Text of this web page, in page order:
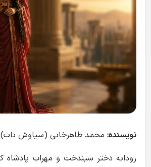
نویسنده: محمد طاهرخانی (سیاوش تات)
رودابه دختر سیندخت و مهراب پادشاه